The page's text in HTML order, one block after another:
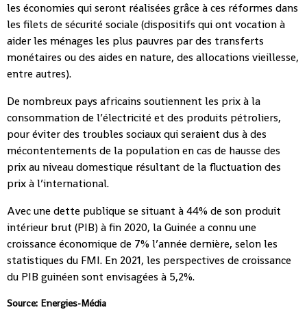
les économies qui seront réalisées grâce à ces réformes dans
les filets de sécurité sociale (dispositifs qui ont vocation à
aider les ménages les plus pauvres par des transferts
monétaires ou des aides en nature, des allocations vieillesse,
entre autres).
De nombreux pays africains soutiennent les prix à la
consommation de l’électricité et des produits pétroliers,
pour éviter des troubles sociaux qui seraient dus à des
mécontentements de la population en cas de hausse des
prix au niveau domestique résultant de la fluctuation des
prix à l’international.
Avec une dette publique se situant à 44% de son produit
intérieur brut (PIB) à fin 2020, la Guinée a connu une
croissance économique de 7% l’année dernière, selon les
statistiques du FMI. En 2021, les perspectives de croissance
du PIB guinéen sont envisagées à 5,2%.
Source: Energies-Média